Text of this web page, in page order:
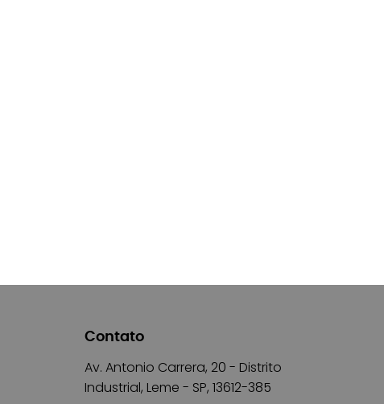
Contato
Av. Antonio Carrera, 20 - Distrito
Industrial, Leme - SP, 13612-385